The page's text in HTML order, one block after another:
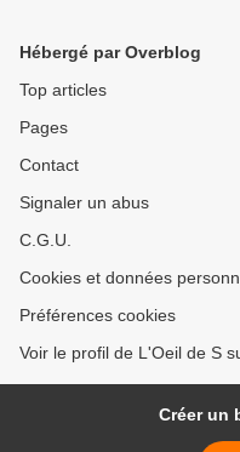
Hébergé par Overblog
Top articles
Pages
Contact
Signaler un abus
C.G.U.
Cookies et données
Préférences cookies
Voir le profil de L'Oeil de S
Créer un